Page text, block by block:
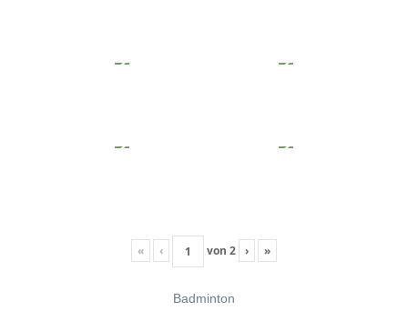
« ‹ von 2 › »
Badminton